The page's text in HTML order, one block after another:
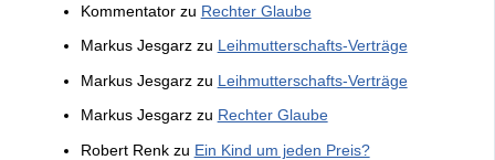
Kommentatorzu Rechter Glaube
Markus Jesgarzzu Leihmutterschafts-Verträge
Markus Jesgarzzu Leihmutterschafts-Verträge
Markus Jesgarzzu Rechter Glaube
Robert Renkzu Ein Kind um jeden Preis?